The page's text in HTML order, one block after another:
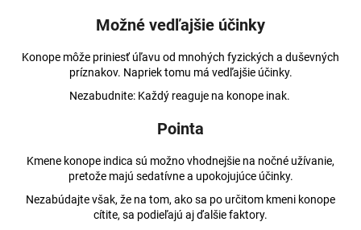
Možné vedľajšie účinky
Konope môže priniesť úľavu od mnohých fyzických a duševných
príznakov. Napriek tomu má vedľajšie účinky.
Nezabudnite: Každý reaguje na konope inak.
Pointa
Kmene konope indica sú možno vhodnejšie na nočné užívanie,
pretože majú sedatívne a upokojujúce účinky.
Nezabúdajte však, že na tom, ako sa po určitom kmeni konope
cítite, sa podieľajú aj ďalšie faktory.